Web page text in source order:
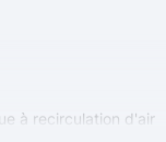
à recirculation d'air